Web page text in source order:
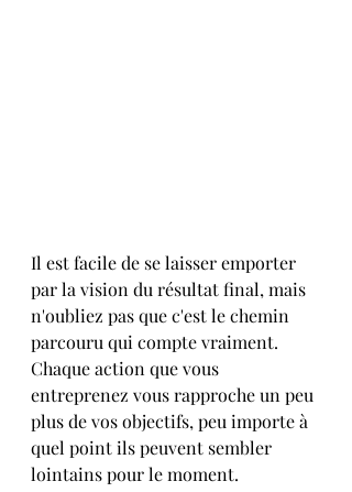
Il est facile de se laisser emporter
par la vision du résultat final, mais
n'oubliez pas que c'est le chemin
parcouru qui compte vraiment.
Chaque action que vous
entreprenez vous rapproche un peu
plus de vos objectifs, peu importe à
quel point ils peuvent sembler
lointains pour le moment.